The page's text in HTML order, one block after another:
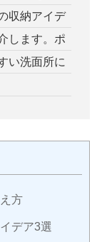
収納アイデ
します。ポ
い洗面所に
方
デア3選